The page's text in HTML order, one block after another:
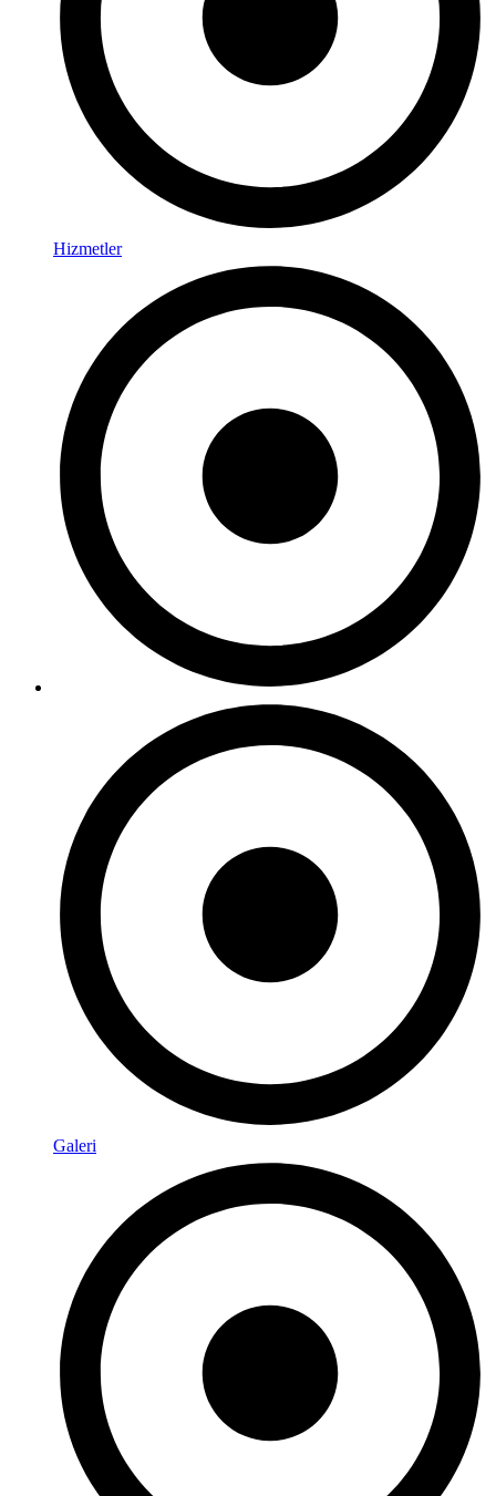
Hizmetler
Galeri